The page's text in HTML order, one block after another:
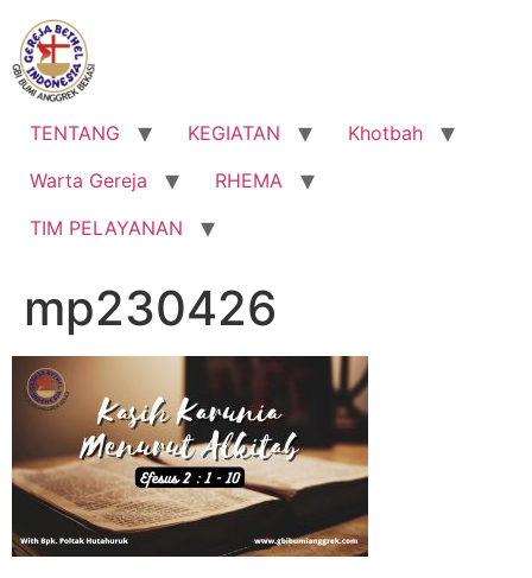
Lewati
konten
TENTANG KEGIATAN
Khotbah
Warta Gereja
RHEMA
TIM PELAYANAN
mp230426